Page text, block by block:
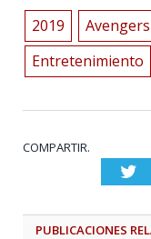
2019 Avengers
Entretenimiento
COMPARTIR.
PUBLICACIONES